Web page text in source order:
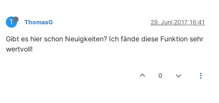
T ThomasG 29. Juni 2017, 16:41
Gibt es hier schon Neuigkeiten? Ich fände diese Funktion sehr
wertvoll!
0